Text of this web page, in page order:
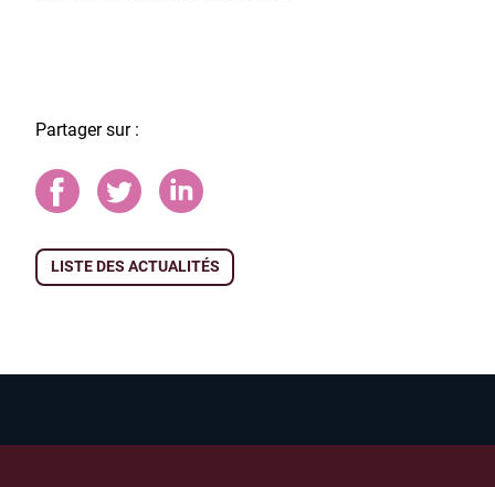
Partager sur :
LISTE DES ACTUALITÉS